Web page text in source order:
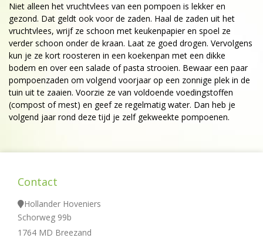
Niet alleen het vruchtvlees van een pompoen is lekker en
gezond. Dat geldt ook voor de zaden. Haal de zaden uit het
vruchtvlees, wrijf ze schoon met keukenpapier en spoel ze
verder schoon onder de kraan. Laat ze goed drogen. Vervolgens
kun je ze kort roosteren in een koekenpan met een dikke
bodem en over een salade of pasta strooien. Bewaar een paar
pompoenzaden om volgend voorjaar op een zonnige plek in de
tuin uit te zaaien. Voorzie ze van voldoende voedingstoffen
(compost of mest) en geef ze regelmatig water. Dan heb je
volgend jaar rond deze tijd je zelf gekweekte pompoenen.
Contact
Hollander Hoveniers
Schorweg 99b
1764 MD Breezand